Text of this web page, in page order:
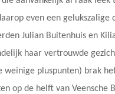
even een
Julian Buitenhuis en
haar vertrouwde
weinige pluspunten) brak
op de helft van Veensche